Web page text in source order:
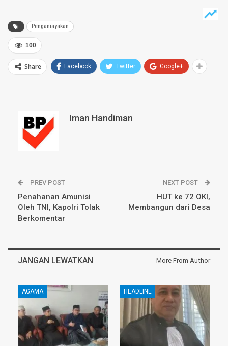
Penganiayakan
100
Share Facebook Twitter Google+
Iman Handiman
PREV POST
Penahanan Amunisi
Oleh TNI, Kapolri Tolak
Berkomentar
NEXT POST
HUT ke 72 OKI,
Membangun dari Desa
JANGAN LEWATKAN More From Author
AGAMA HEADLINE